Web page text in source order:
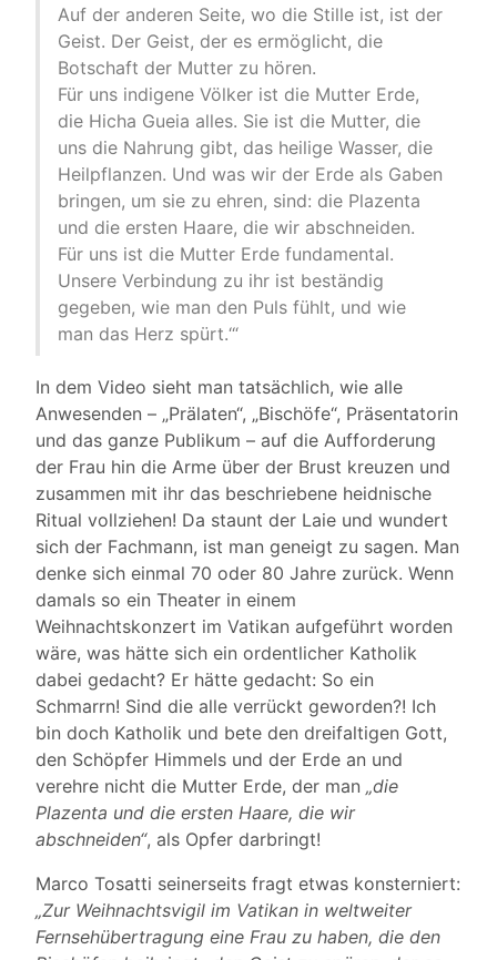
Auf der anderen Seite, wo die Stille ist, ist der
Geist. Der Geist, der es ermöglicht, die
Botschaft der Mutter zu hören.
Für uns indigene Völker ist die Mutter Erde,
die Hicha Gueia alles. Sie ist die Mutter, die
uns die Nahrung gibt, das heilige Wasser, die
Heilpflanzen. Und was wir der Erde als Gaben
bringen, um sie zu ehren, sind: die Plazenta
und die ersten Haare, die wir abschneiden.
Für uns ist die Mutter Erde fundamental.
Unsere Verbindung zu ihr ist beständig
gegeben, wie man den Puls fühlt, und wie
man das Herz spürt.‘“
In dem Video sieht man tatsächlich, wie alle
Anwesenden – „Prälaten“, „Bischöfe“, Präsentatorin
und das ganze Publikum – auf die Aufforderung
der Frau hin die Arme über der Brust kreuzen und
zusammen mit ihr das beschriebene heidnische
Ritual vollziehen! Da staunt der Laie und wundert
sich der Fachmann, ist man geneigt zu sagen. Man
denke sich einmal 70 oder 80 Jahre zurück. Wenn
damals so ein Theater in einem
Weihnachtskonzert im Vatikan aufgeführt worden
wäre, was hätte sich ein ordentlicher Katholik
dabei gedacht? Er hätte gedacht: So ein
Schmarrn! Sind die alle verrückt geworden?! Ich
bin doch Katholik und bete den dreifaltigen Gott,
den Schöpfer Himmels und der Erde an und
verehre nicht die Mutter Erde, der man „die
Plazenta und die ersten Haare, die wir
abschneiden“, als Opfer darbringt!
Marco Tosatti seinerseits fragt etwas konsterniert:
„Zur Weihnachtsvigil im Vatikan in weltweiter
Fernsehübertragung eine Frau zu haben, die den